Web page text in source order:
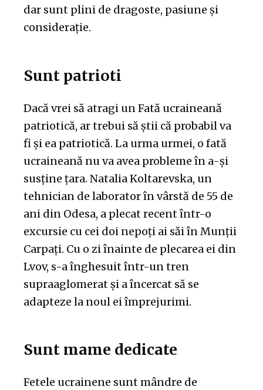
dar sunt plini de dragoste, pasiune și
considerație.
Sunt patrioti
Dacă vrei să atragi un Fată ucraineană
patriotică, ar trebui să știi că probabil va
fi și ea patriotică. La urma urmei, o fată
ucraineană nu va avea probleme în a-și
susține țara. Natalia Koltarevska, un
tehnician de laborator în vârstă de 55 de
ani din Odesa, a plecat recent într-o
excursie cu cei doi nepoți ai săi în Munții
Carpați. Cu o zi înainte de plecarea ei din
Lvov, s-a înghesuit într-un tren
supraaglomerat și a încercat să se
adapteze la noul ei împrejurimi.
Sunt mame dedicate
Fetele ucrainene sunt mândre de